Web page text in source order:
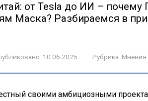
от Tesla до ИИ – почему
Маска? Разбираемся в
10.06.2025 Рубрика: Мнения
своими амбициозными